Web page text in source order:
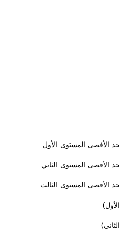
الأقصى المستوى الأول
الأقصى المستوى الثاني
الأقصى المستوى الثالث